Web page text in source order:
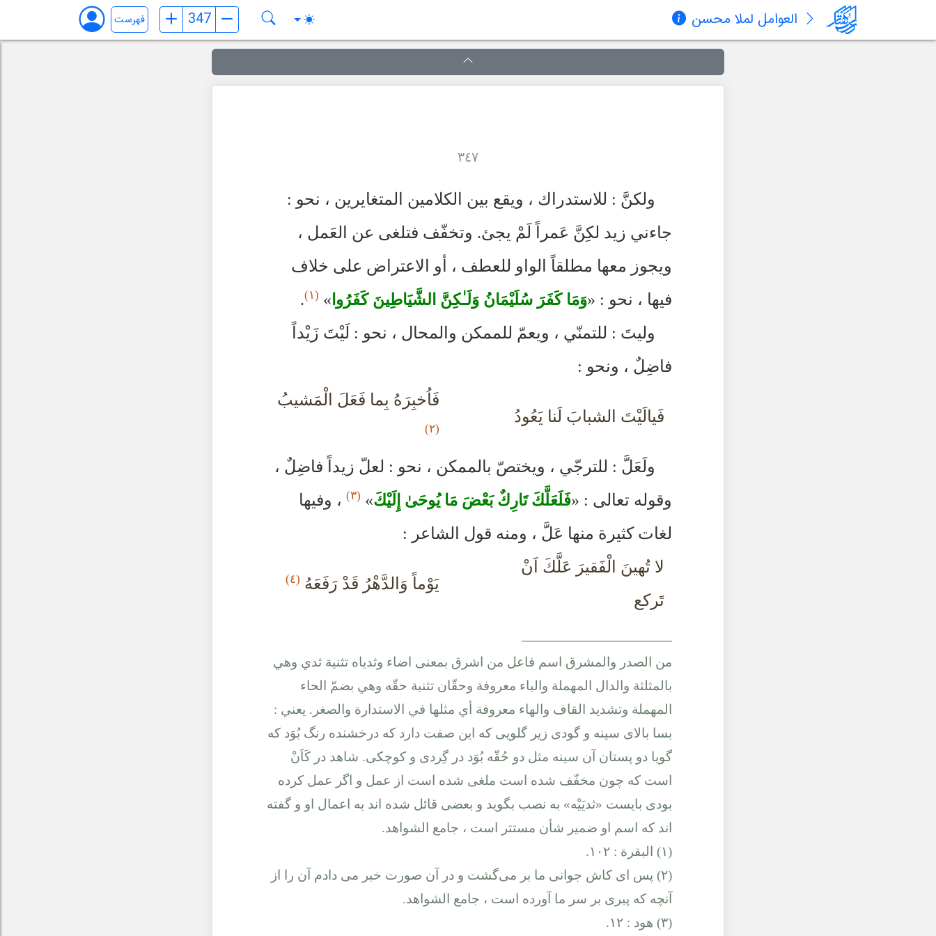
العوامل لملا محسن فهرست
٣٤٧
ولكنَّ : للاستدراك ، ويقع بين الكلامين المتغايرين ، نحو :
جاءني زيد لكِنَّ عَمراً لَمْ يجئ. وتخفّف فتلغى عن العَمل ،
ويجوز معها مطلقاً الواو للعطف ، أو الاعتراض على خلاف
فيها ، نحو : «وَمَا كَفَرَ سُلَيْمَانُ وَلَـٰكِنَّ الشَّيَاطِينَ كَفَرُوا » (١)
.
وليتَ : للتمنّي ، ويعمّ للممكن والمحال ، نحو : لَيْتَ زَيْداً
فاضِلٌ ، ونحو :
فَيالَيْتَ الشبابَ لَنا يَعُودُ
فَاُخبِرَهُ بِما فَعَلَ الْمَشيبُ
(٢)
ولَعَلَّ : للترجّي ، ويختصّ بالممكن ، نحو : لعلّ زيداً فاضِلٌ ،
وقوله تعالى : «فَلَعَلَّكَ تَارِكٌ بَعْضَ مَا يُوحَىٰ إِلَيْكَ» (٣)
، وفيها
لغات كثيرة منها عَلَّ ، ومنه قول الشاعر :
لا تُهينَ الْفَقيرَ عَلَّكَ اَنْ
تَركع
يَوْماً وَالدَّهْرُ قَدْ رَفَعَهُ (٤)
من الصدر والمشرق اسم فاعل من اشرق بمعنى اضاء وثدياه تثنية ثدي وهي
بالمثلثة والدال المهملة والياء معروفة وحقّان تثنية حقّه وهي بضمّ الحاء
المهملة وتشديد القاف والهاء معروفة أي مثلها في الاستدارة والصغر. يعني :
بسا بالاى سينه و گودى زير گلويى كه اين صفت دارد كه درخشنده رنگ بُوَد كه
گويا دو پستان آن سينه مثل دو حُقّه بُوَد در گِردى و كوچكى. شاهد در كَاَنْ
است كه چون مخفّف شده است ملغى شده است از عمل و اگر عمل كرده
بودى بايست «ثديَيْه» به نصب بگويد و بعضى قائل شده اند به اعمال او و گفته
اند كه اسم او ضمير شأن مستتر است ، جامع الشواهد.
(١) البقرة : ١٠٢.
(٢) پس اى كاش جوانى ما بر مى‌گشت و در آن صورت خبر مى دادم آن را از
آنچه كه پيرى بر سر ما آورده است ، جامع الشواهد.
(٣) هود : ١٢.